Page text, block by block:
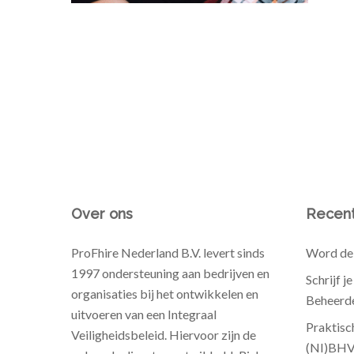
Over ons
ProFhire Nederland B.V. levert sinds
1997 ondersteuning aan bedrijven en
organisaties bij het ontwikkelen en
uitvoeren van een Integraal
Veiligheidsbeleid. Hiervoor zijn de
Word
Schrijf